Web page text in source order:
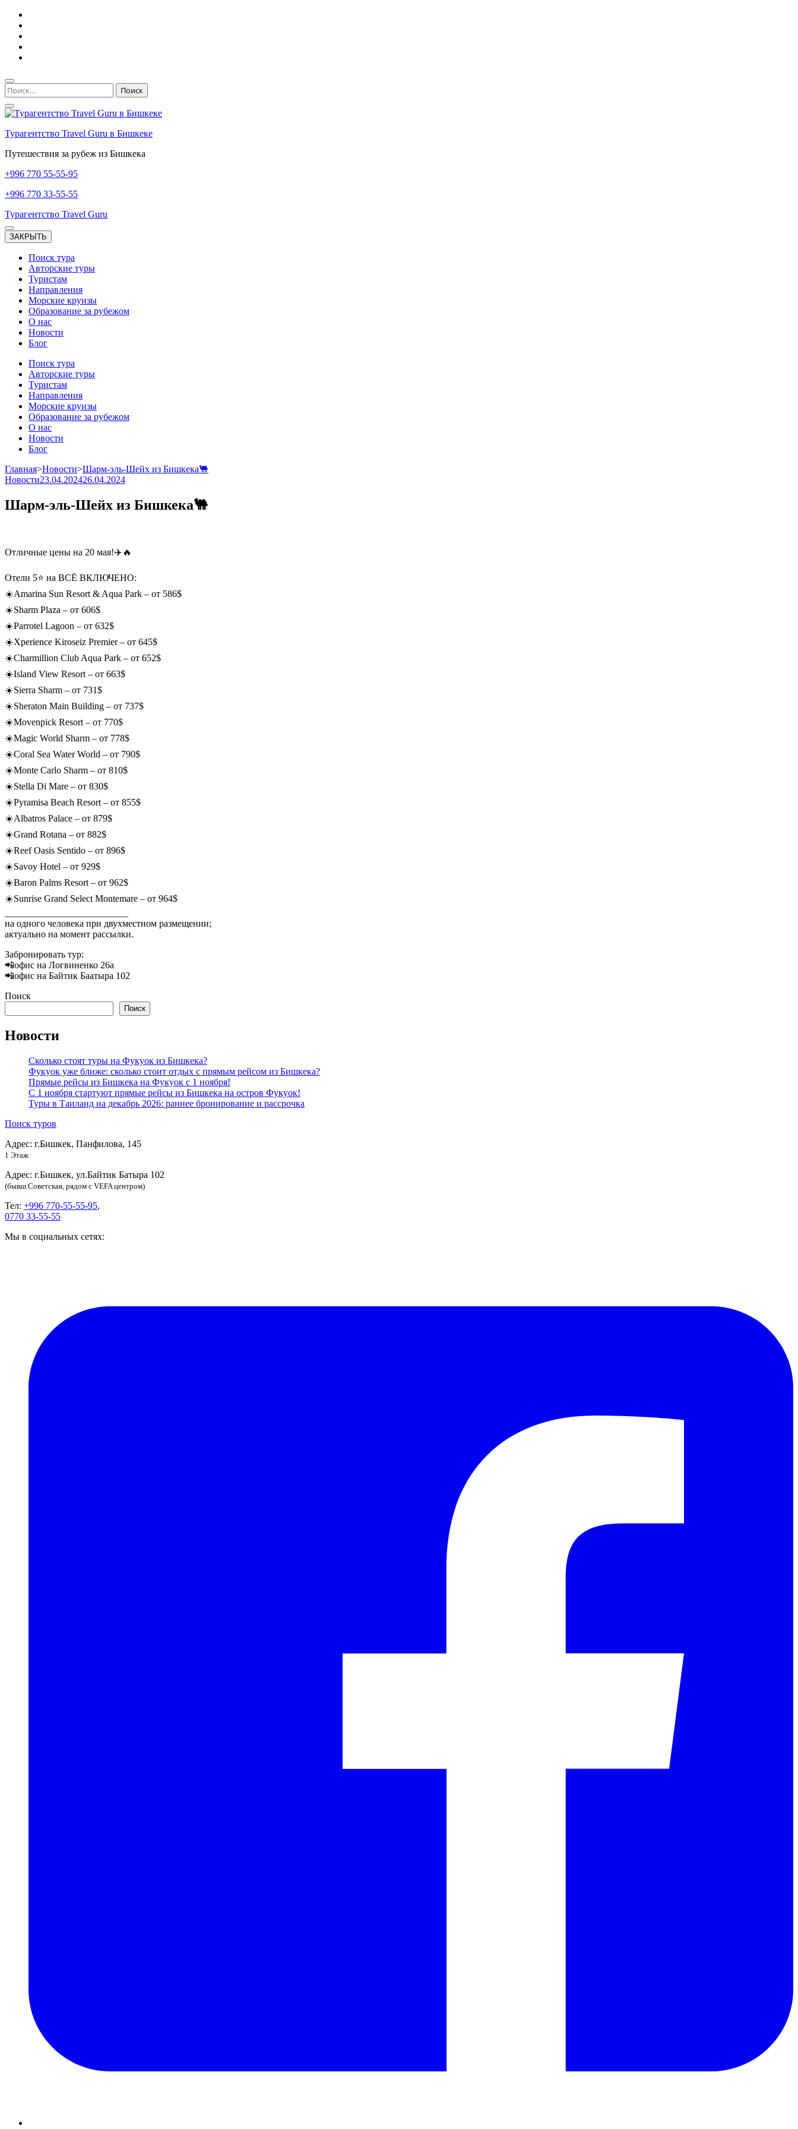
Перейти
содержимому
(нажмите
Enter)
Найти:
Турагентство Travel Guru в Бишкеке
Путешествия за рубеж из Бишкека
+996 770 55-55-95
+996 770 33-55-55
Турагентство Travel Guru
ЗАКРЫТЬ
Поиск тура
Авторские туры
Туристам
Направления
Морские круизы
Образование за рубежом
О нас
Новости
Блог
Поиск тура
Авторские туры
Туристам
Направления
Морские круизы
Образование за рубежом
О нас
Новости
Блог
Главная>Новости>Шарм-эль-Шейх из Бишкека🐫
Новости23.04.202426.04.2024
Шарм-эль-Шейх из Бишкека🐫
Отличные цены на 20 мая!✈️🔥
Отели 5⭐️ на ВСЁ ВКЛЮЧЕНО:
☀️Amarina Sun Resort & Aqua Park – от 586$
☀️Sharm Plaza – от 606$
☀️Parrotel Lagoon – от 632$
☀️Xperience Kiroseiz Premier – от 645$
☀️Charmillion Club Aqua Park – от 652$
☀️Island View Resort – от 663$
☀️Sierra Sharm – от 731$
☀️Sheraton Main Building – от 737$
☀️Movenpick Resort – от 770$
☀️Magic World Sharm – от 778$
☀️Coral Sea Water World – от 790$
☀️Monte Carlo Sharm – от 810$
☀️Stella Di Mare – от 830$
☀️Pyramisa Beach Resort – от 855$
☀️Albatros Palace – от 879$
☀️Grand Rotana – от 882$
☀️Reef Oasis Sentido – от 896$
☀️Savoy Hotel – от 929$
☀️Baron Palms Resort – от 962$
☀️Sunrise Grand Select Montemare – от 964$
на одного человека при двухместном размещении;
актуально на момент рассылки.
Забронировать тур:
📲офис на Логвиненко 26а
📲офис на Байтик Баатыра 102
Поиск
Поиск
Новости
Сколько стоят туры на Фукуок из Бишкека?
Фукуок уже ближе: сколько стоит отдых с прямым рейсом из Бишкека?
Прямые рейсы из Бишкека на Фукуок с 1 ноября!
С 1 ноября стартуют прямые рейсы из Бишкека на остров Фукуок!
Туры в Таиланд на декабрь 2026: раннее бронирование и рассрочка
Поиск туров
Адрес: г.Бишкек, Панфилова, 145
1 Этаж
Адрес: г.Бишкек, ул.Байтик Батыра 102
(бывш.Советская, рядом с VEFA центром)
Тел: +996 770-55-55-95,
0770 33-55-55
Мы в социальных сетях: